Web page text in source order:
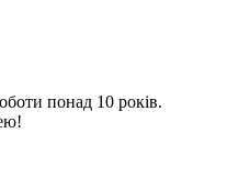
понад 10 років.